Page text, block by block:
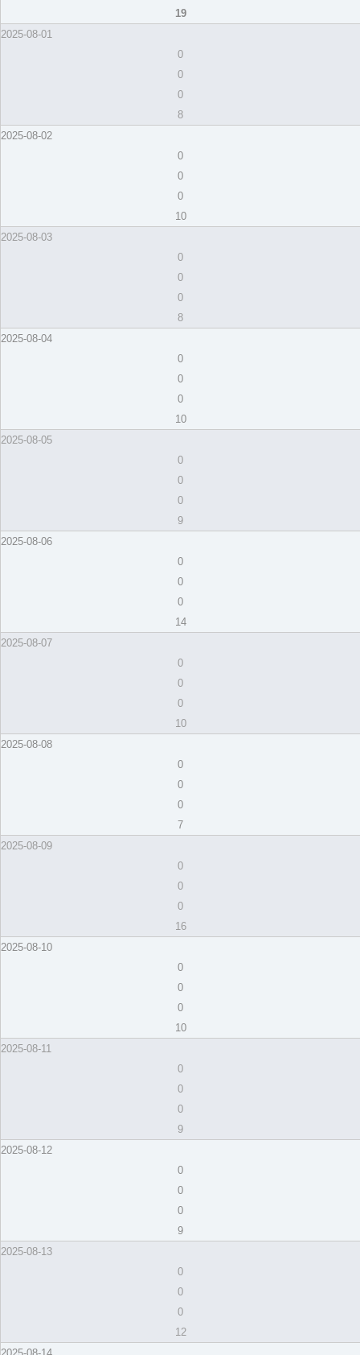
19
2025-08-01
0
0
0
8
2025-08-02
0
0
0
10
2025-08-03
0
0
0
8
2025-08-04
0
0
0
10
2025-08-05
0
0
0
9
2025-08-06
0
0
0
14
2025-08-07
0
0
0
10
2025-08-08
0
0
0
7
2025-08-09
0
0
0
16
2025-08-10
0
0
0
10
2025-08-11
0
0
0
9
2025-08-12
0
0
0
9
2025-08-13
0
0
0
12